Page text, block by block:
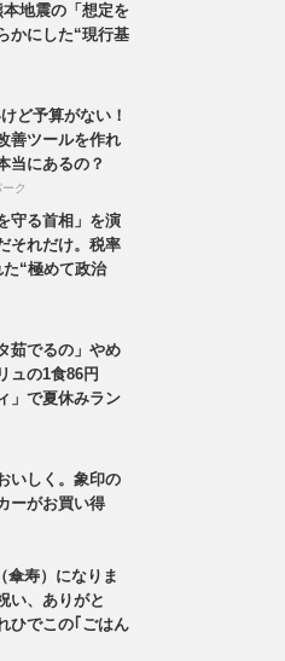
地震の「想定を
かにした“現行基
ど予算がない！
善ツールを作れ
当にあるの？
ク
守る首相」を演
それだけ。税率
“極めて政治
茹でるの」やめ
ュの1食86円
」で夏休みラン
いしく。象印の
ーがお買い得
傘寿）になりま
い、ありがと
ひでこの｢ごはん